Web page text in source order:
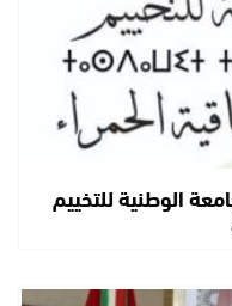
الوطنية للتخييم